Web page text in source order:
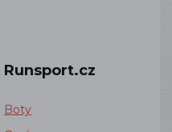
Runsport.cz
Boty